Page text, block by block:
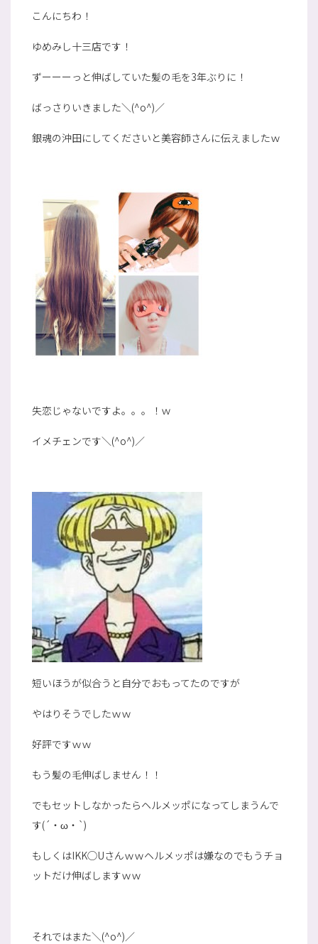
こんにちわ！
ゆめみし十三店です！
ずーーーっと伸ばしていた髪の毛を3年ぶりに！
ばっさりいきました＼(^o^)／
銀魂の沖田にしてくださいと美容師さんに伝えましたｗ
失恋じゃないですよ。。。！ｗ
イメチェンです＼(^o^)／
短いほうが似合うと自分でおもってたのですが
やはりそうでしたｗｗ
好評ですｗｗ
もう髪の毛伸ばしません！！
でもセットしなかったらヘルメッポになってしまうんで
す(´・ω・`)
もしくはIKK◯Uさんｗｗヘルメッポは嫌なのでもうチョ
ットだけ伸ばしますｗｗ
それではまた＼(^o^)／